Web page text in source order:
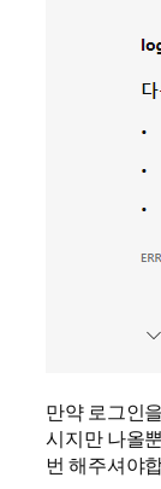
만약 로그인
시지만 나올
번 해주셔야